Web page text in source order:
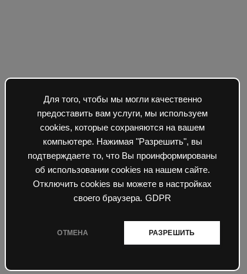
Для того, чтобы мы могли качественно
предоставить вам услуги, мы используем
cookies, которые сохраняются на вашем
компьютере. Нажимая "Разрешить", вы
подтверждаете то, что Вы проинформированы
об использовании cookies на нашем сайте.
Отключить cookies вы можете в настройках
своего браузера. GDPR
ОТМЕНА РАЗРЕШИТЬ